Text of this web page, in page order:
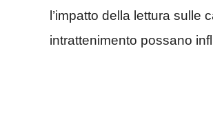
l’impatto della lettura
intrattenimento possano